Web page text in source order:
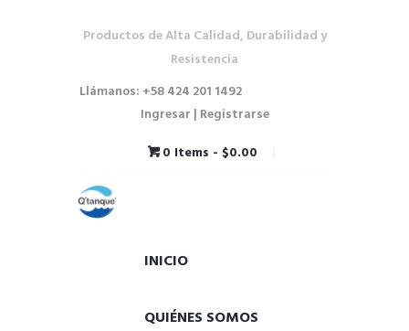
Productos de Alta Calidad, Durabilidad y
Resistencia
Llámanos: +58 424 201 1492
Ingresar | Registrarse
0 Items - $0.00
INICIO
QUIÉNES SOMOS